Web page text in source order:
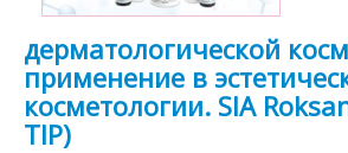
дерматологической
применение в
косметологии. SIA
TIP)